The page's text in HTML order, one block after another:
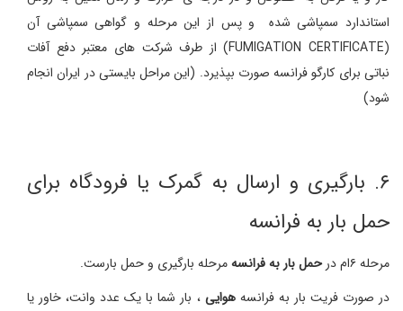
استاندارد سمپاشی شده و پس از این مرحله و گواهی سمپاشی آن
(FUMIGATION CERTIFICATE) از طرف شرکت های معتبر دفع آفات
نباتی برای کارگو فرانسه صورت بپذیرد. (این مراحل بایستی در ایران انجام
شود)
۶. بارگیری و ارسال به گمرک یا فرودگاه برای
حمل بار به فرانسه
مرحله ۶ام در حمل بار به فرانسهمرحله بارگیری و حمل بارست.
در صورت فریت بار به فرانسههوایی ، بار شما با یک عدد وانت، خاور یا